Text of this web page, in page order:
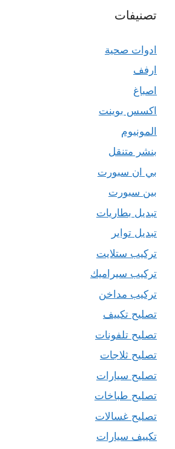
تصنيفات
ادوات صحية
ارفف
اصباغ
اكسس بوينت
المونيوم
بنشر متنقل
بي ان سبورت
بين سبورت
تبديل بطاريات
تبديل تواير
تركيب ستلايت
تركيب سيراميك
تركيب مداخن
تصليح تكييف
تصليح تلفونات
تصليح ثلاجات
تصليح سيارات
تصليح طباخات
تصليح غسالات
تكييف سيارات